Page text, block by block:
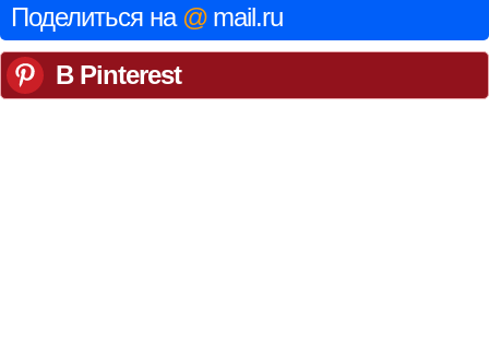
Поделиться на @ mail.ru
В Pinterest